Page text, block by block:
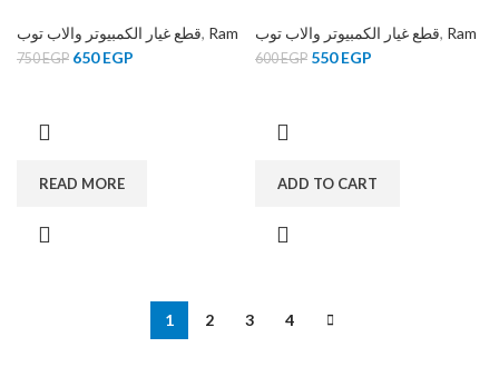
قطع غيار الكمبيوتر والاب توب, Ram
750EGP 650EGP
READ MORE
قطع غيار الكمبيوتر والاب توب, Ram
600EGP 550EGP
ADD TO CART
1 2 3 4